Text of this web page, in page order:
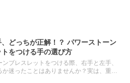
どっちが正解！？ パワーストーン
をつける手の選び方
ブレスレットをつける際、右手と左手、
か迷ったことはありませんか？実は、重要